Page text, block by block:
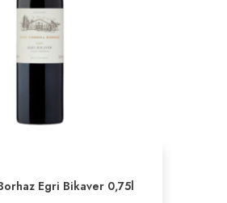
Egri Bikaver 0,75l